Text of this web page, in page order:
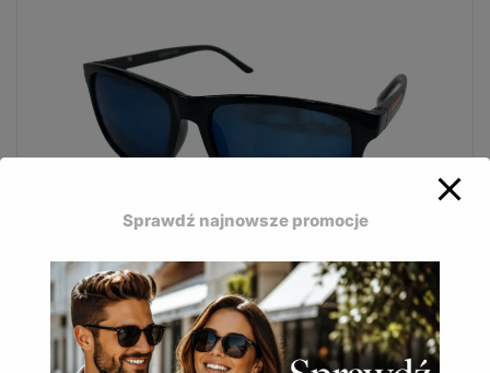
Okulary przeciwsłoneczne Mosquito MQ-161A
– sportowy design, stonowana baza kolorystyczna z
jednym mocnym akcentem i pełna ochrona UV400.
Sprawdź najnowsze promocje